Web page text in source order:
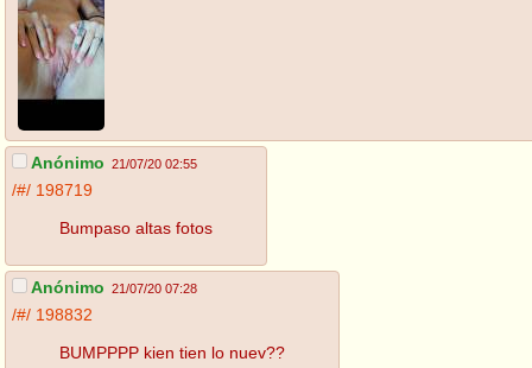
Anónimo 21/07/20 02:55
/#/ 198719
Bumpaso altas fotos
Anónimo 21/07/20 07:28
/#/ 198832
BUMPPPP kien tien lo nuev??